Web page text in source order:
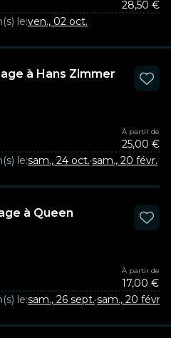
28,50 €
le:ven., 02 oct.
à Hans Zimmer
À partir de
25,00 €
le:sam., 24 oct.·sam., 20 févr.
à Queen
À partir de
17,00 €
le:sam., 26 sept.·sam., 20 févr.